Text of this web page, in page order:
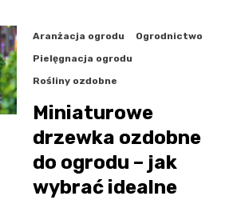
Aranżacja ogrodu
Ogrodnictwo
Pielęgnacja ogrodu
Rośliny ozdobne
Miniaturowe
drzewka ozdobne
do ogrodu – jak
wybrać idealne